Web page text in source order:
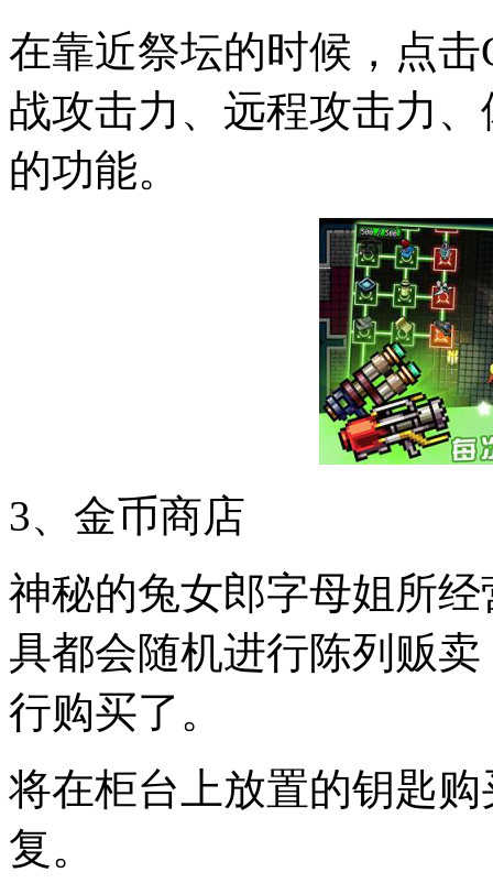
在靠近祭坛的时候，点
战攻击力、远程攻击力
的功能。
3、金币商店
神秘的兔女郎字母姐所
具都会随机进行陈列贩
行购买了。
将在柜台上放置的钥匙
复。